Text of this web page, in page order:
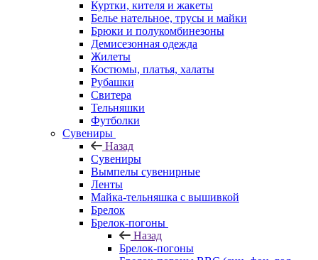
Куртки, кителя и жакеты
Белье нательное, трусы и майки
Брюки и полукомбинезоны
Демисезонная одежда
Жилеты
Костюмы, платья, халаты
Рубашки
Свитера
Тельняшки
Футболки
Сувениры
Назад
Сувениры
Вымпелы сувенирные
Ленты
Майка-тельняшка с вышивкой
Брелок
Брелок-погоны
Назад
Брелок-погоны